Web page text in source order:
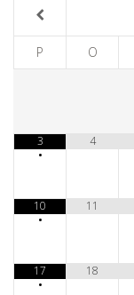
P O
3
•
4
10
•
11
17
•
18